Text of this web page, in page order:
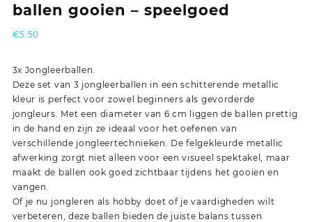
ballen gooien – speelgoed
€5.50
3x Jongleerballen.
Deze set van 3 jongleerballen in een schitterende metallic
kleur is perfect voor zowel beginners als gevorderde
jongleurs. Met een diameter van 6 cm liggen de ballen prettig
in de hand en zijn ze ideaal voor het oefenen van
verschillende jongleertechnieken. De felgekleurde metallic
afwerking zorgt niet alleen voor een visueel spektakel, maar
maakt de ballen ook goed zichtbaar tijdens het gooien en
vangen.
Of je nu jongleren als hobby doet of je vaardigheden wilt
verbeteren, deze ballen bieden de juiste balans tussen